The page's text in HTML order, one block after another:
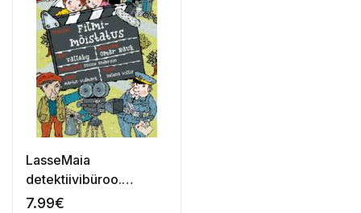
LasseMaia
detektiivibüroo.
Filmimõistatus
7.99€